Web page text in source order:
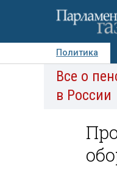
Политика
Авторы
Все о
в России